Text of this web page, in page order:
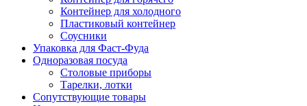
Контейнер для холодного
Пластиковый контейнер
Соусники
Упаковка для Фаст-Фуда
Одноразовая посуда
Столовые приборы
Тарелки, лотки
Сопутствующие товары